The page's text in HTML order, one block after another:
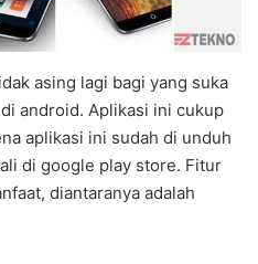
asing lagi bagi yang suka
android. Aplikasi ini cukup
aplikasi ini sudah di unduh
di google play store. Fitur
diantaranya adalah